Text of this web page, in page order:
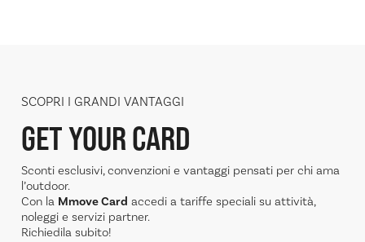
SCOPRI I GRANDI VANTAGGI
GET YOUR CARD
Sconti esclusivi, convenzioni e vantaggi pensati per chi ama
l’outdoor.
Con la Mmove Card accedi a tariffe speciali su attività,
noleggi e servizi partner.
Richiedila subito!